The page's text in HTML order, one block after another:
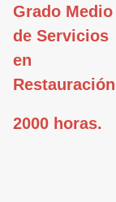
Grado Medio
de Servicios
en
Restauración
2000 horas.